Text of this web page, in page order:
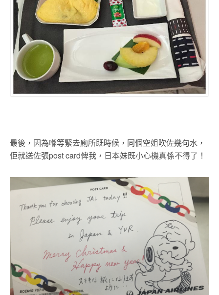
最後，因為喺等緊去廁所既時候，同個空姐吹佐幾句水，
佢就送佐張post card俾我，日本妹既小心機真係不得了！